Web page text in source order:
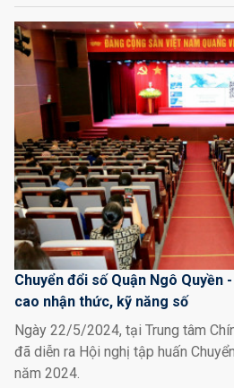
Chuyển đổi số Quận Ngô Quyền
cao nhận thức, kỹ năng số
Ngày 22/5/2024, tại Trung tâm
đã diễn ra Hội nghị tập huấn
năm 2024.